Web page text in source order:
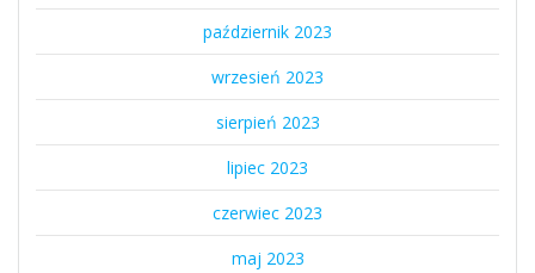
październik 2023
wrzesień 2023
sierpień 2023
lipiec 2023
czerwiec 2023
maj 2023